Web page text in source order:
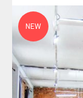
NEW